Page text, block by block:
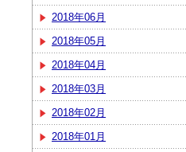
2018年06月
2018年05月
2018年04月
2018年03月
2018年02月
2018年01月